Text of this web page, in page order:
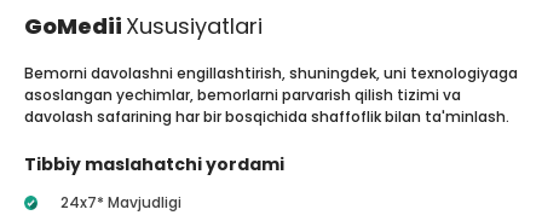
GoMedii Xususiyatlari
Bemorni davolashni engillashtirish, shuningdek, uni texnologiyaga
asoslangan yechimlar, bemorlarni parvarish qilish tizimi va
davolash safarining har bir bosqichida shaffoflik bilan ta'minlash.
Tibbiy maslahatchi yordami
24x7* Mavjudligi